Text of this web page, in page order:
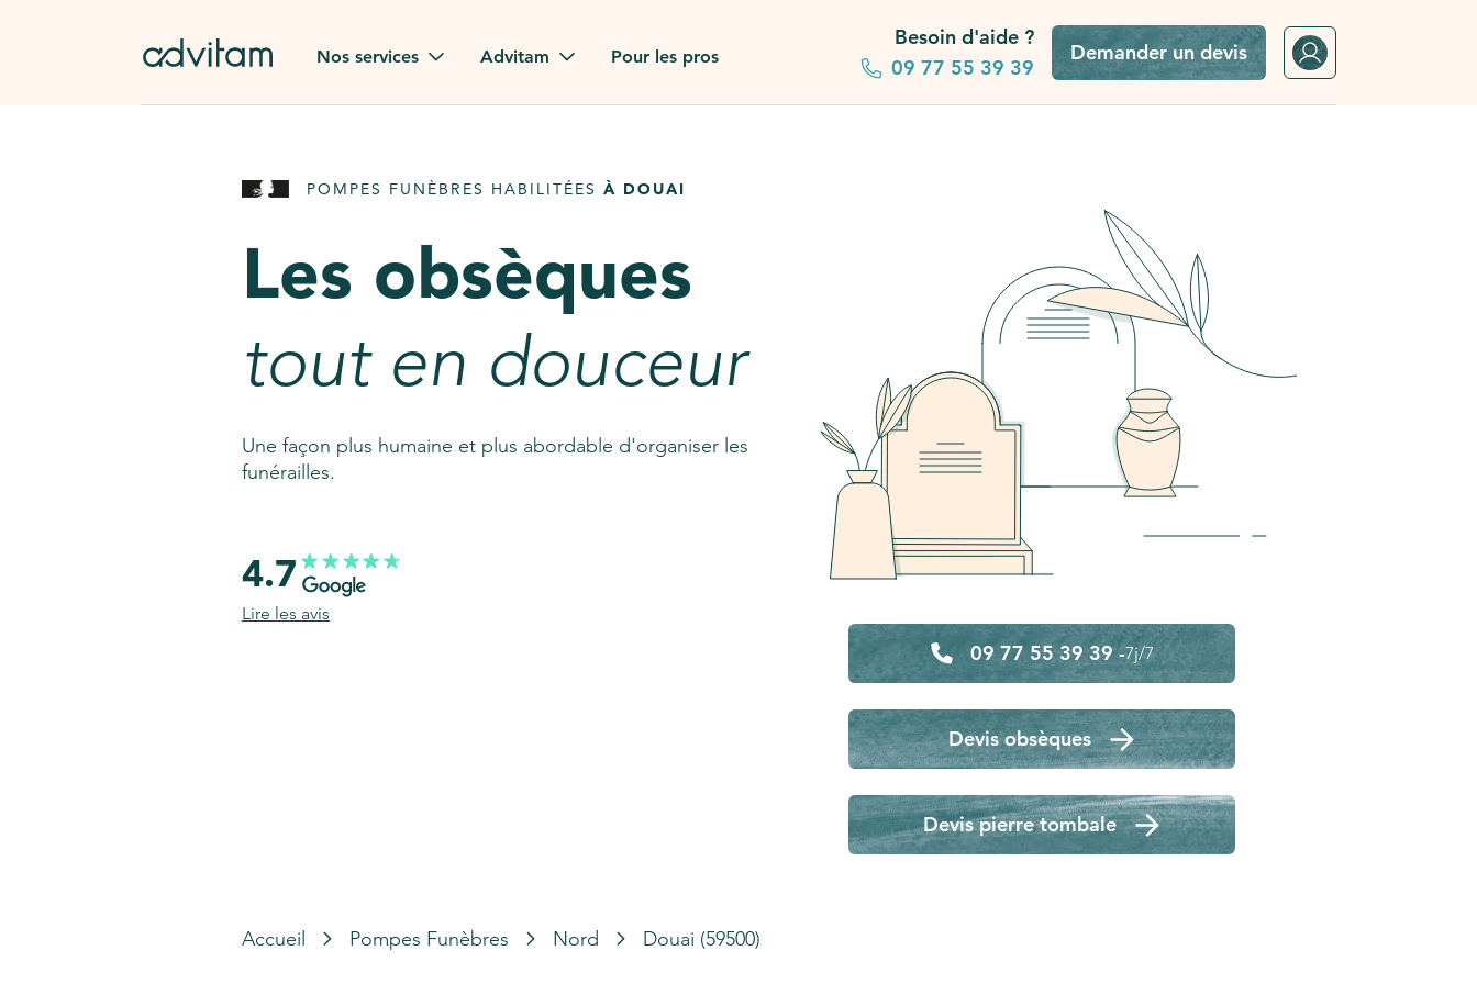
Nos services
Rapatriement à
Pierre tombale
AssistGPT
Nos services en plus
Advitam
Advitam dans la presse
Consultez notre FAQ
Pour les pros
Besoin d'aide ?
09 77 55 39 39
Demander un devis
POMPES FUNÈBRES HABILITÉES À DOUAI
Les obsèques
tout en douceur
Une façon plus humaine et plus abordable d'organiser les
funérailles.
09 77 55 39 39 -7j/7
Devis obsèques
Devis pierre tombale
4.7
Lire les avis
Accueil Pompes Funèbres Nord Douai (59500)